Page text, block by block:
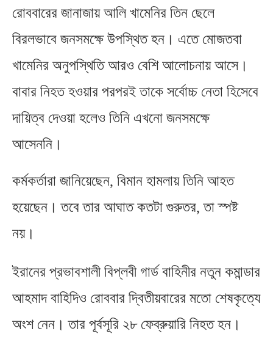
রোববারের জানাজায় আলি খামেনির তিন ছেলে
বিরলভাবে জনসমক্ষে উপস্থিত হন। এতে মোজতবা
খামেনির অনুপস্থিতি আরও বেশি আলোচনায় আসে।
বাবার নিহত হওয়ার পরপরই তাকে সর্বোচ্চ নেতা হিসেবে
দায়িত্ব দেওয়া হলেও তিনি এখনো জনসমক্ষে
আসেননি।
কর্মকর্তারা জানিয়েছেন, বিমান হামলায় তিনি আহত
হয়েছেন। তবে তার আঘাত কতটা গুরুতর,তা স্পষ্ট
নয়।
ইরানের প্রভাবশালী বিপ্লবী গার্ড বাহিনীর নতুন কমান্ডার
আহমাদ বাহিদিও রোববার দ্বিতীয়বারের মতো শেষকৃত্যে
অংশ নেন। তার পূর্বসূরি ২৮ ফেব্রুয়ারি নিহত হন।